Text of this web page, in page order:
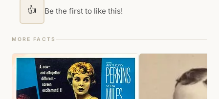
👍 Be the first to like this!
MORE FACTS